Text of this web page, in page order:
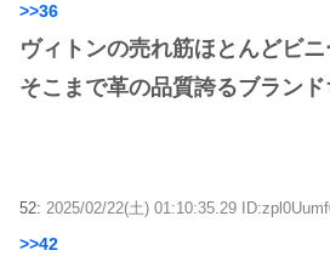
>>36
ヴィトンの売れ筋ほとんどビ
そこまで革の品質誇るブラン
52: 2025/02/22(土) 01:10:35.29
>>42